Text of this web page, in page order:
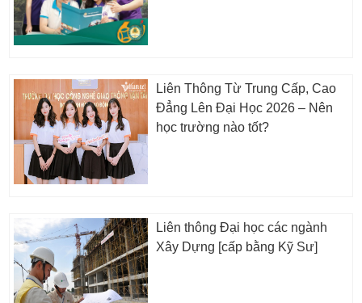
Liên Thông Từ Trung Cấp, Cao
Đẳng Lên Đại Học 2026 – Nên
học trường nào tốt?
Liên thông Đại học các ngành
Xây Dựng [cấp bằng Kỹ Sư]